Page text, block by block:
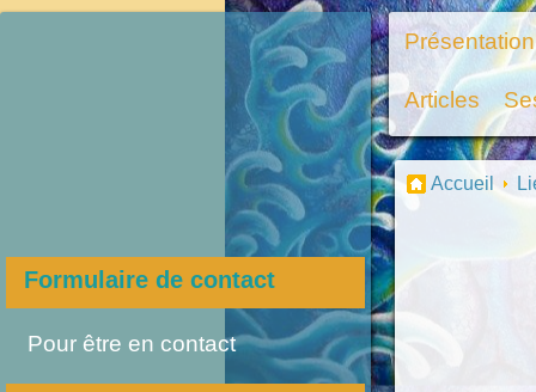
Formulaire de contact
Pour être en contact
Présentation
Articles
Accueil